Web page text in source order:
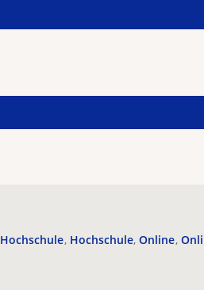
Hochschule Hochschule Online